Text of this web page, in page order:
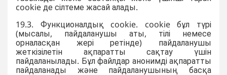
cookie де сілтеме жасай алады.
19.3. Функционалдық cookie. cookie бұл түрі
(мысалы, пайдаланушы аты, тілі немесе
орналасқан жері ретінде) пайдаланушы
жеткізілетін ақпаратты сақтау үшін
пайдаланылады. Бұл файлдар анонимді ақпаратты
пайдаланады және пайдаланушының басқа